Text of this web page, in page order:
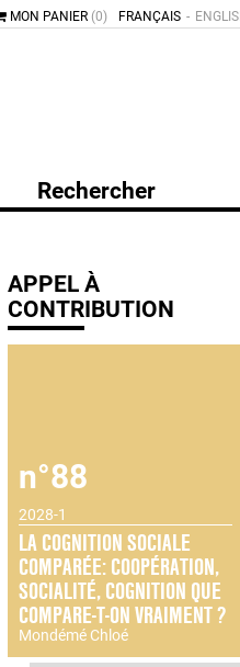
FRANÇAIS
MON PANIER (0)
Rechercher
APPEL À
CONTRIBUTION
n°88
2028-1
LA COGNITION SOCIALE
COMPARÉE: COOPÉRATION,
SOCIALITÉ, COGNITION QUE
COMPARE-T-ON VRAIMENT ?
Mondémé Chloé